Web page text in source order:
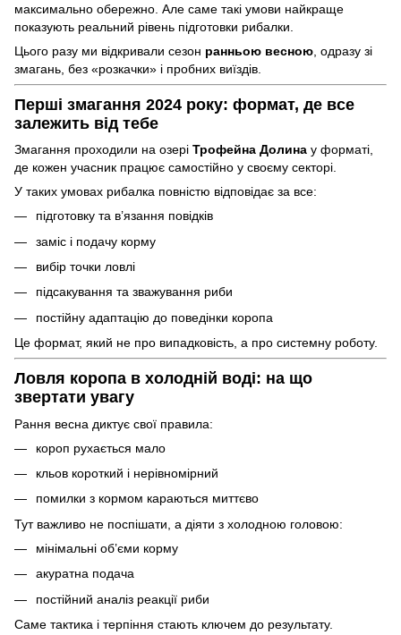
максимально обережно. Але саме такі умови найкраще
показують реальний рівень підготовки рибалки.
Цього разу ми відкривали сезон ранньою весною , одразу зі
змагань, без «розкачки» і пробних виїздів.
Перші змагання 2024 року: формат, де все
залежить від тебе
Змагання проходили на озері Трофейна Долина у форматі,
де кожен учасник працює самостійно у своєму секторі.
У таких умовах рибалка повністю відповідає за все:
підготовку та в’язання повідків
заміс і подачу корму
вибір точки ловлі
підсакування та зважування риби
постійну адаптацію до поведінки коропа
Це формат, який не про випадковість, а про системну роботу.
Ловля коропа в холодній воді: на що
звертати увагу
Рання весна диктує свої правила:
короп рухається мало
кльов короткий і нерівномірний
помилки з кормом караються миттєво
Тут важливо не поспішати, а діяти з холодною головою:
мінімальні об’єми корму
акуратна подача
постійний аналіз реакції риби
Саме тактика і терпіння стають ключем до результату.